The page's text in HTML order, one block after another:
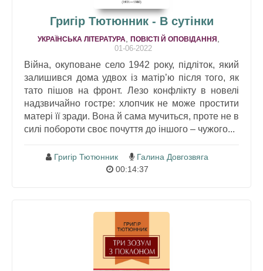
Григір Тютюнник - В сутінки
УКРАЇНСЬКА ЛІТЕРАТУРА ПОВІСТІ Й ОПОВІДАННЯ
01-06-2022
Війна, окуповане село 1942 року, підліток, який
залишився дома удвох із матір’ю після того, як
тато пішов на фронт. Лезо конфлікту в новелі
надзвичайно гостре: хлопчик не може простити
матері її зради. Вона й сама мучиться, проте не в
силі побороти своє почуття до іншого – чужого...
Григір Тютюнник
Галина Довгозвяга
00:14:37